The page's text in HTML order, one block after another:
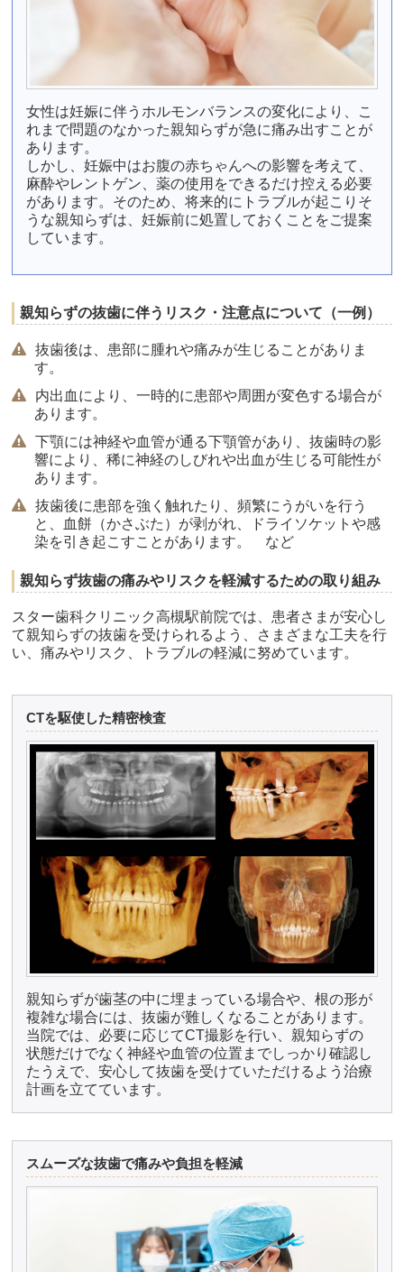
女性は妊娠に伴うホルモンバランスの変化により、こ
れまで問題のなかった親知らずが急に痛み出すことが
あります。
しかし、妊娠中はお腹の赤ちゃんへの影響を考えて、
麻酔やレントゲン、薬の使用をできるだけ控える必要
があります。そのため、将来的にトラブルが起こりそ
うな親知らずは、妊娠前に処置しておくことをご提案
しています。
親知らずの抜歯に伴うリスク・注意点について（一例）
抜歯後は、患部に腫れや痛みが生じることがありま
す。
内出血により、一時的に患部や周囲が変色する場合が
あります。
下顎には神経や血管が通る下顎管があり、抜歯時の影
響により、稀に神経のしびれや出血が生じる可能性が
あります。
抜歯後に患部を強く触れたり、頻繁にうがいを行う
と、血餅（かさぶた）が剥がれ、ドライソケットや感
染を引き起こすことがあります。 など
親知らず抜歯の痛みやリスクを軽減するための取り組み
スター歯科クリニック高槻駅前院では、患者さまが安心し
て親知らずの抜歯を受けられるよう、さまざまな工夫を行
い、痛みやリスク、トラブルの軽減に努めています。
CTを駆使した精密検査
親知らずが歯茎の中に埋まっている場合や、根の形が
複雑な場合には、抜歯が難しくなることがあります。
当院では、必要に応じてCT撮影を行い、親知らずの
状態だけでなく神経や血管の位置までしっかり確認し
たうえで、安心して抜歯を受けていただけるよう治療
計画を立てています。
スムーズな抜歯で痛みや負担を軽減